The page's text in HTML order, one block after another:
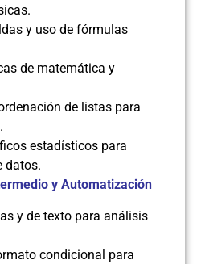
y uso de fórmulas
de matemática y
de listas para
estadísticos para
datos.
y Automatización
y de texto para análisis
condicional para